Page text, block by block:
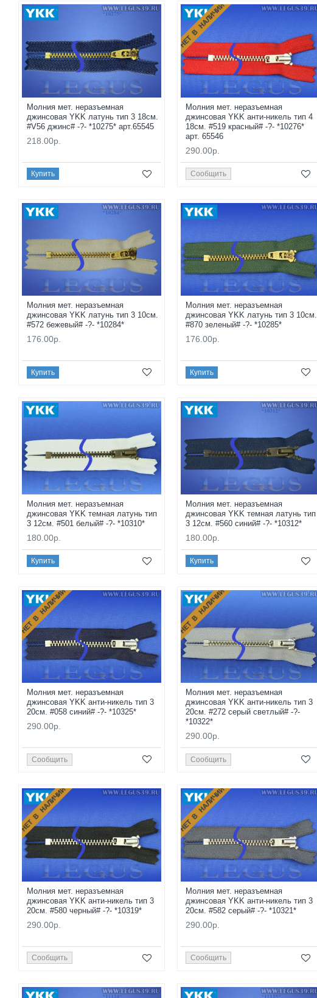
Молния мет. неразъемная
джинсовая YKK латунь тип 3 18см.
#V56 джинс# -?- *10275* арт.65545
218.00р.
Купить
НЕТ В НАЛИЧИИ
Молния мет. неразъемная
джинсовая YKK анти-никель тип 4
18см. #519 красный# -?- *10276*
арт. 65546
290.00р.
Сообщить
Молния мет. неразъемная
джинсовая YKK латунь тип 3 10см.
#572 бежевый# -?- *10284*
176.00р.
Купить
Молния мет. неразъемная
джинсовая YKK латунь тип 3 10см.
#870 зеленый# -?- *10285*
176.00р.
Купить
Молния мет. неразъемная
джинсовая YKK темная латунь тип
3 12см. #501 белый# -?- *10310*
180.00р.
Купить
Молния мет. неразъемная
джинсовая YKK темная латунь тип
3 12см. #560 синий# -?- *10312*
180.00р.
Купить
НЕТ В НАЛИЧИИ
Молния мет. неразъемная
джинсовая YKK анти-никель тип 3
20см. #058 синий# -?- *10325*
290.00р.
Сообщить
НЕТ В НАЛИЧИИ
Молния мет. неразъемная
джинсовая YKK анти-никель тип 3
20см. #272 серый светлый# -?-
*10322*
290.00р.
Сообщить
НЕТ В НАЛИЧИИ
Молния мет. неразъемная
джинсовая YKK анти-никель тип 3
20см. #580 черный# -?- *10319*
290.00р.
Сообщить
НЕТ В НАЛИЧИИ
Молния мет. неразъемная
джинсовая YKK анти-никель тип 3
20см. #582 серый# -?- *10321*
290.00р.
Сообщить